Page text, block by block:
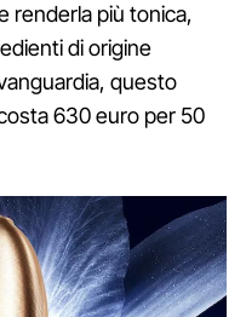
renderla più tonica,
di origine
questo
630 euro per 50